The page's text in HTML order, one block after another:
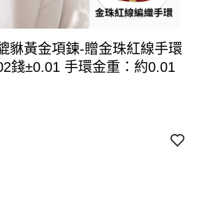
貅黃金項鍊-贈金珠紅線手環
錢±0.01 手環金重：約0.01